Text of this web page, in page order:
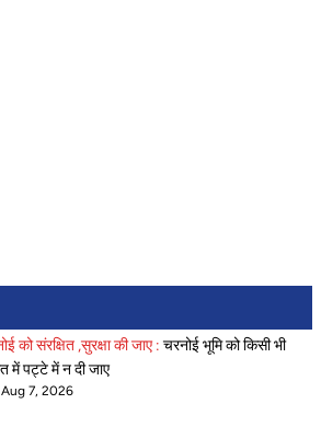
चरनोई को संरक्षित ,सुरक्षा की जाए : चरनोई भूमि को किसी भी
हालत में पट्टे में न दी जाए
Aug 7, 2026